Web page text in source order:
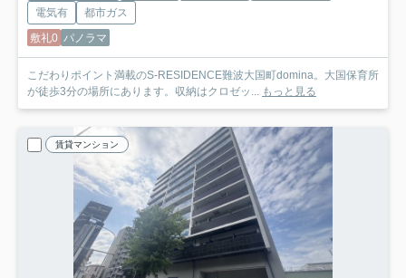
電気有
都市ガス
敷礼0 パノラマ
こだわりポイント満載のS-RESIDENCE難波大国町domina。大国保育所
が徒歩3分の場所にあります。収納はクロゼッ...
もっと見る
賃貸マンション